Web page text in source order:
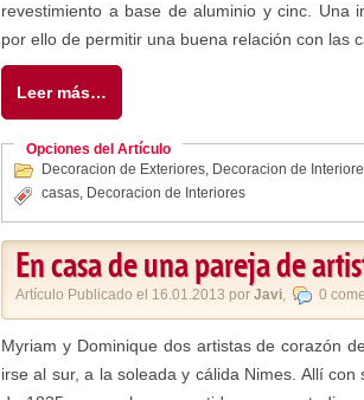
revestimiento a base de aluminio y cinc. Una
por ello de permitir una buena relación con las
Leer más…
Opciones del Artículo
Decoracion de Exteriores, Decoracion de
casas, Decoracion de Interiores
En casa de una pareja de
Artículo Publicado el 16.01.2013 por Javi, 0
Myriam y Dominique dos artistas de corazón
irse al sur, a la soleada y cálida Nimes. Allí